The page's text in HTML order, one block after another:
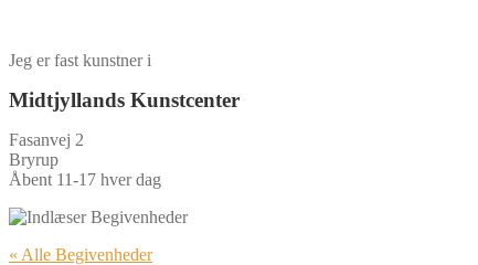
Jeg er fast kunstner i
Midtjyllands Kunstcenter
Fasanvej 2
Bryrup
Åbent 11-17 hver dag
« Alle Begivenheder